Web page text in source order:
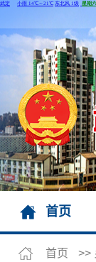
首页
首页 >>